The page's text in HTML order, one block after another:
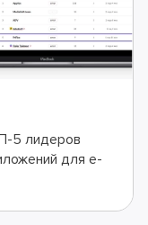
5 лидеров
для e-